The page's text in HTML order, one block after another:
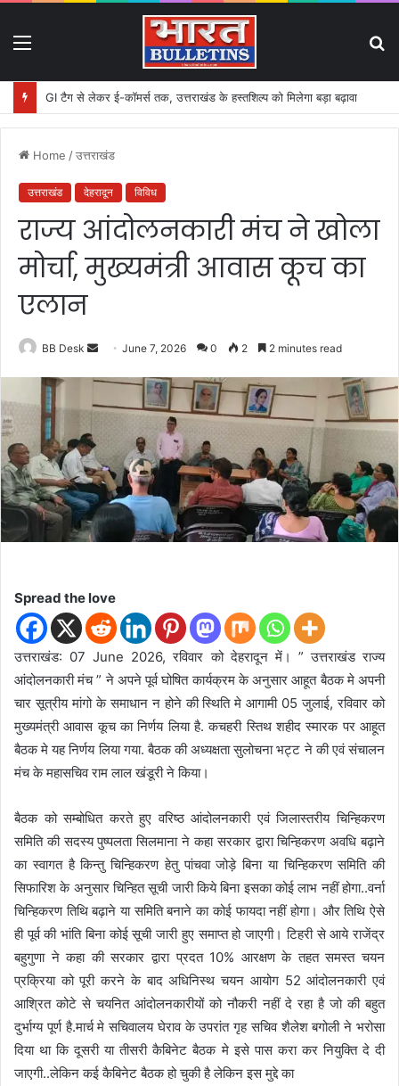
GI टैग से लेकर ई-कॉमर्स तक, उत्तराखंड के हस्तशिल्प को मिलेगा बड़ा बढ़ावा
Home /उत्तराखंड
उत्तराखंड देहरादून विविध
राज्य आंदोलनकारी मंच ने खोला
मोर्चा, मुख्यमंत्री आवास कूच का
एलान
BB Desk
d
n
e
m
a
i
June 7, 2026 0 2 2 minutes read
Spread the love
उत्तराखंड: 07 June 2026, रविवार को देहरादून में। ” उत्तराखंड राज्य
आंदोलनकारी मंच ” ने अपने पूर्व घोषित कार्यक्रम के अनुसार आहूत बैठक मे अपनी
चार सूत्रीय मांगो के समाधान न होने की स्थिति मे आगामी 05 जुलाई, रविवार को
मुख्यमंत्री आवास कूच का निर्णय लिया है. कचहरी स्तिथ शहीद स्मारक पर आहूत
बैठक मे यह निर्णय लिया गया. बैठक की अध्यक्षता सुलोचना भट्ट ने की एवं संचालन
मंच के महासचिव राम लाल खंडूरी ने किया।
बैठक को सम्बोधित करते हुए वरिष्ठ आंदोलनकारी एवं जिलास्तरीय चिन्हिकरण
समिति की सदस्य पुष्पलता सिलमाना ने कहा सरकार द्वारा चिन्हिकरण अवधि बढ़ाने
का स्वागत है किन्तु चिन्हिकरण हेतु पांचवा जोड़े बिना या चिन्हिकरण समिति की
सिफारिश के अनुसार चिन्हित सूची जारी किये बिना इसका कोई लाभ नहीं होगा..वर्ना
चिन्हिकरण तिथि बढ़ाने या समिति बनाने का कोई फायदा नहीं होगा। और तिथि ऐसे
ही पूर्व की भांति बिना कोई सूची जारी हुए समाप्त हो जाएगी। टिहरी से आये राजेंद्र
बहुगुणा ने कहा की सरकार द्वारा प्रदत 10% आरक्षण के तहत समस्त चयन
प्रक्रिया को पूरी करने के बाद अधिनिस्थ चयन आयोग 52 आंदोलनकारी एवं
आश्रित कोटे से चयनित आंदोलनकारीयों को नौकरी नहीं दे रहा है जो की बहुत
दुर्भाग्य पूर्ण है.मार्च मे सचिवालय घेराव के उपरांत गृह सचिव शैलेश बगोली ने भरोसा
दिया था कि दूसरी या तीसरी कैबिनेट बैठक मे इसे पास करा कर नियुक्ति दे दी
जाएगी..लेकिन कई कैबिनेट बैठक हो चुकी है लेकिन इस मुद्दे का